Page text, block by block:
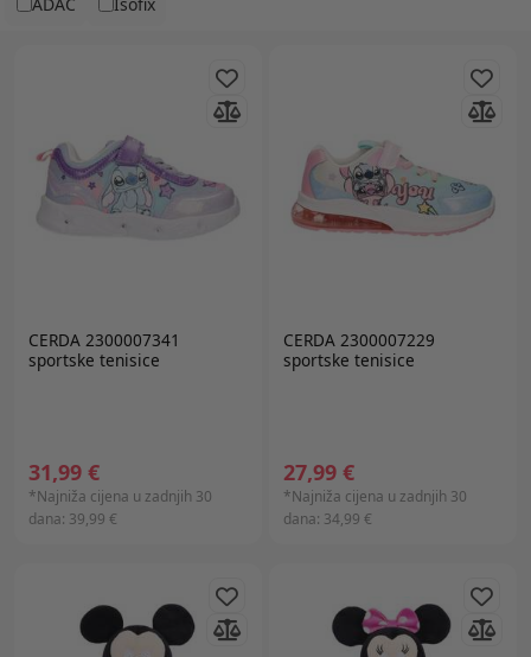
CERDA 2300007341
sportske tenisice
31,99 €
*Najniža cijena u zadnjih 30
dana: 39,99 €
CERDA 2300007229
sportske tenisice
27,99 €
*Najniža cijena u zadnjih 30
dana: 34,99 €